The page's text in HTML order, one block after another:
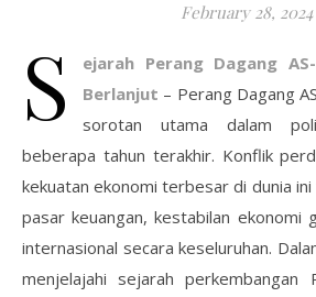
February 28, 2024
S
ejarah Perang Dagang
Berlanjut – Perang Dagang
sorotan utama dalam
beberapa tahun terakhir. Konflik
kekuatan ekonomi terbesar di dunia
pasar keuangan, kestabilan ekonomi
internasional secara keseluruhan.
menjelajahi sejarah perkembangan